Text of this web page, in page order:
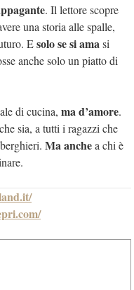
. Il lettore scopre
una storia alle spalle,
Esolo se si amasi
anche solo un piatto di
di cucina, ma d’amore.
sia, a tutti i ragazzi che
Ma anchea chi è